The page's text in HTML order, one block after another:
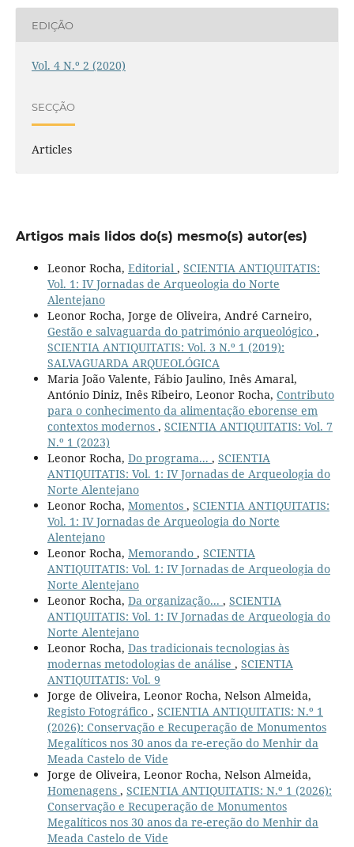
EDIÇÃO
Vol. 4 N.º 2 (2020)
SECÇÃO
Articles
Artigos mais lidos do(s) mesmo(s) autor(es)
Leonor Rocha, Editorial , SCIENTIA ANTIQUITATIS:
Vol. 1: IV Jornadas de Arqueologia do Norte
Alentejano
Leonor Rocha, Jorge de Oliveira, André Carneiro,
Gestão e salvaguarda do património arqueológico ,
SCIENTIA ANTIQUITATIS: Vol. 3 N.º 1 (2019):
SALVAGUARDA ARQUEOLÓGICA
Maria João Valente, Fábio Jaulino, Inês Amaral,
António Diniz, Inês Ribeiro, Leonor Rocha, Contributo
para o conhecimento da alimentação eborense em
contextos modernos , SCIENTIA ANTIQUITATIS: Vol. 7
N.º 1 (2023)
Leonor Rocha, Do programa... , SCIENTIA
ANTIQUITATIS: Vol. 1: IV Jornadas de Arqueologia do
Norte Alentejano
Leonor Rocha, Momentos , SCIENTIA ANTIQUITATIS:
Vol. 1: IV Jornadas de Arqueologia do Norte
Alentejano
Leonor Rocha, Memorando , SCIENTIA
ANTIQUITATIS: Vol. 1: IV Jornadas de Arqueologia do
Norte Alentejano
Leonor Rocha, Da organização... , SCIENTIA
ANTIQUITATIS: Vol. 1: IV Jornadas de Arqueologia do
Norte Alentejano
Leonor Rocha, Das tradicionais tecnologias às
modernas metodologias de análise , SCIENTIA
ANTIQUITATIS: Vol. 9
Jorge de Oliveira, Leonor Rocha, Nelson Almeida,
Registo Fotográfico , SCIENTIA ANTIQUITATIS: N.º 1
(2026): Conservação e Recuperação de Monumentos
Megalíticos nos 30 anos da re-ereção do Menhir da
Meada Castelo de Vide
Jorge de Oliveira, Leonor Rocha, Nelson Almeida,
Homenagens , SCIENTIA ANTIQUITATIS: N.º 1 (2026):
Conservação e Recuperação de Monumentos
Megalíticos nos 30 anos da re-ereção do Menhir da
Meada Castelo de Vide